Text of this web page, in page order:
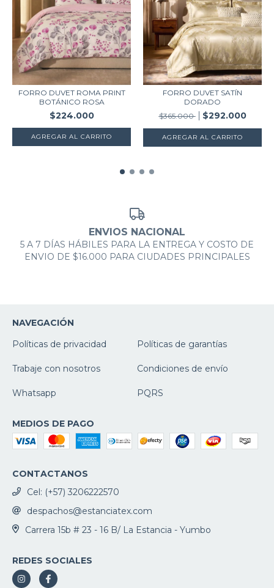
FORRO DUVET ROMA PRINT
BOTÁNICO ROSA
$224.000
AGREGAR AL CARRITO
FORRO DUVET SATÍN
DORADO
$365.000
$292.000
AGREGAR AL CARRITO
ENVIOS NACIONAL
5 A 7 DÍAS HÁBILES PARA LA ENTREGA Y COSTO DE
ENVIO DE $16.000 PARA CIUDADES PRINCIPALES
NAVEGACIÓN
Políticas de privacidad
Políticas de garantías
Trabaje con nosotros Condiciones de envío
Whatsapp PQRS
MEDIOS DE PAGO
CONTACTANOS
Cel: (+57) 3206222570
despachos@estanciatex.com
Carrera 15b # 23 - 16 B/ La Estancia - Yumbo
REDES SOCIALES